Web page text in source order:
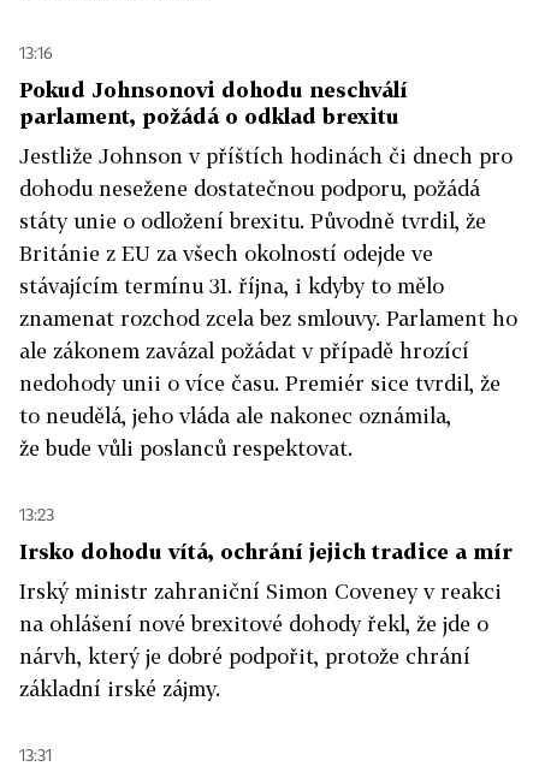
13:16
Pokud Johnsonovi dohodu neschválí
parlament, požádá o odklad brexitu
Jestliže Johnson v příštích hodinách či dnech pro
dohodu nesežene dostatečnou podporu, požádá
státy unie o odložení brexitu. Původně tvrdil, že
Británie z EU za všech okolností odejde ve
stávajícím termínu 31. října, i kdyby to mělo
znamenat rozchod zcela bez smlouvy. Parlament ho
ale zákonem zavázal požádat v případě hrozící
nedohody unii o více času. Premiér sice tvrdil, že
to neudělá, jeho vláda ale nakonec oznámila,
že bude vůli poslanců respektovat.
13:23
Irsko dohodu vítá, ochrání jejich tradice a mír
Irský ministr zahraniční Simon Coveney v reakci
na ohlášení nové brexitové dohody řekl, že jde o
nárvh, který je dobré podpořit, protože chrání
základní irské zájmy.
13:31